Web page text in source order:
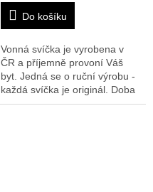
Do košíku
Vonná svíčka je vyrobena v
ČR a příjemně provoní Váš
byt. Jedná se o ruční výrobu -
každá svíčka je originál. Doba
hoření: 134 hRozměry V/Š/H: